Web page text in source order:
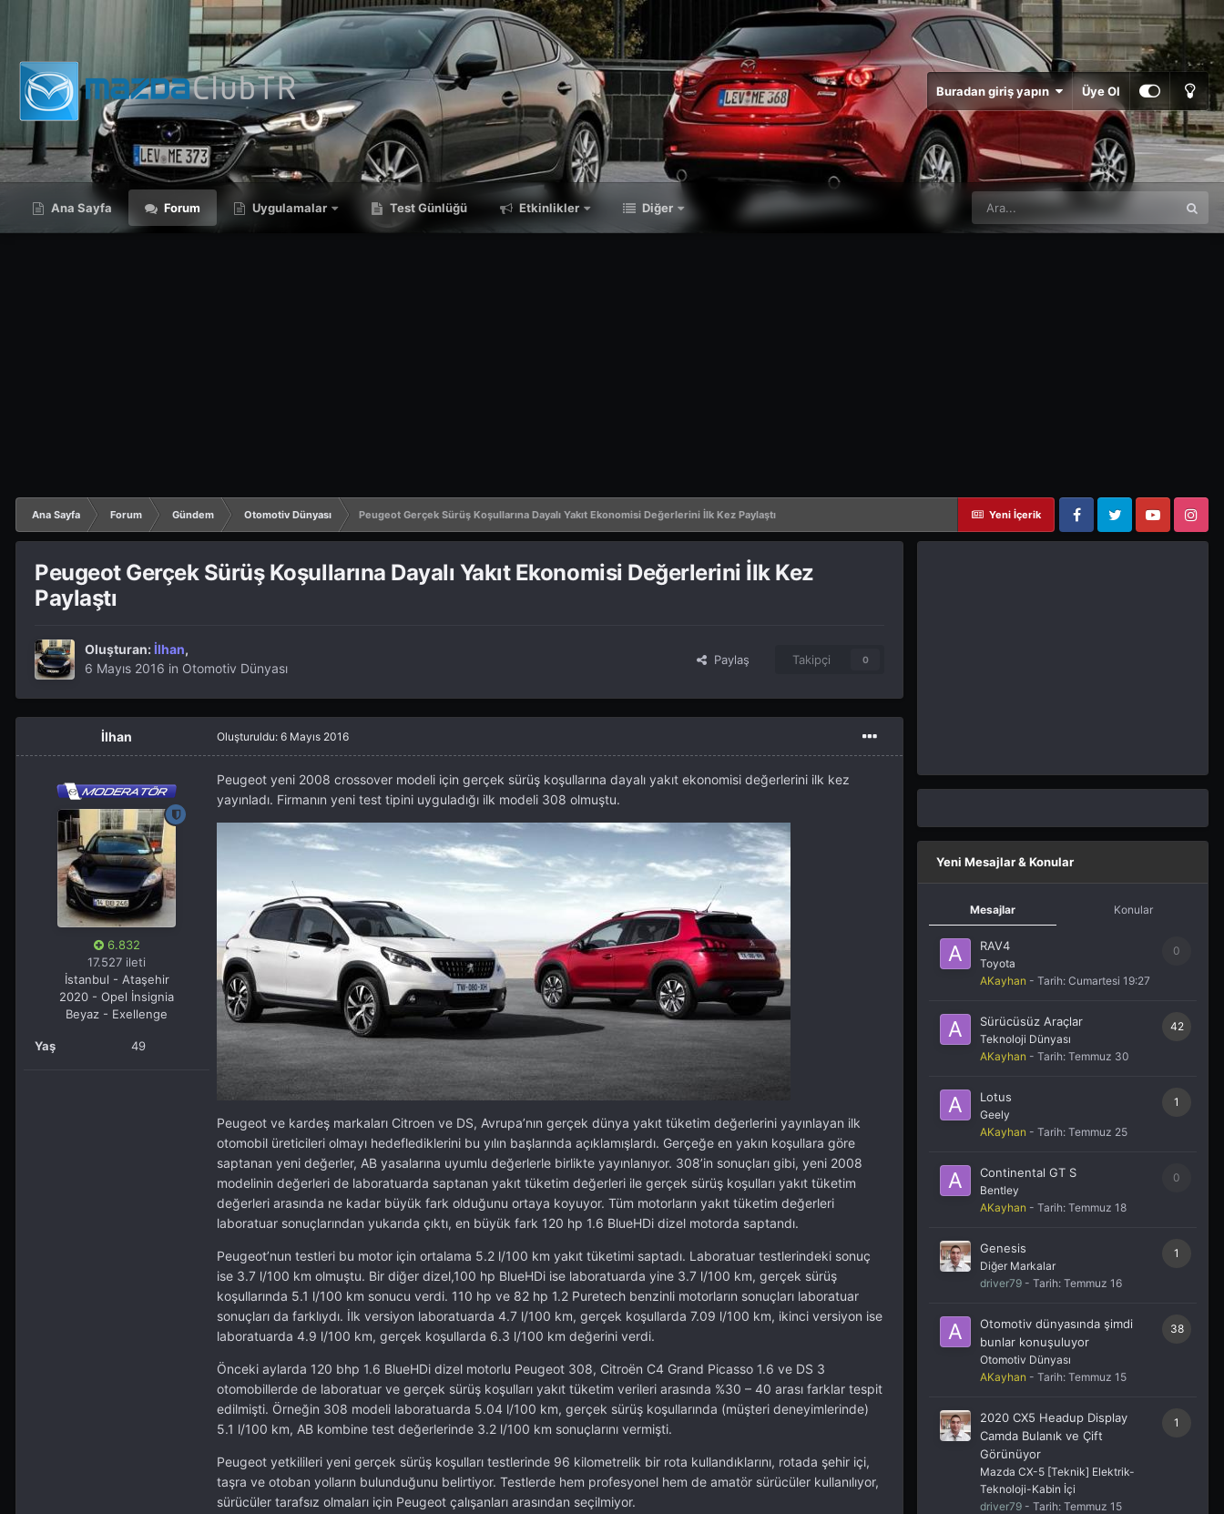
Buradan giriş yapın Üye Ol
Ana Sayfa Forum Uygulamalar Test Günlüğü Etkinlikler Diğer
Yeni İçerik
Ana Sayfa Forum Gündem Otomotiv Dünyası
Peugeot Gerçek Sürüş Koşullarına Dayalı Yakıt Ekonomisi Değerlerini İlk Kez Paylaştı
FacebookTwitter YouTube Instagram
Peugeot Gerçek Sürüş Koşullarına Dayalı Yakıt Ekonomisi Değerlerini İlk Kez
Paylaştı
Oluşturan: İlhan,
6 Mayıs 2016 in Otomotiv Dünyası
Paylaş Takipçi 0
İlhan
6.832
17.527 ileti
İstanbul - Ataşehir
2020 - Opel İnsignia
Beyaz - Exellenge
Yaş 49
Oluşturuldu: 6 Mayıs 2016
Peugeot yeni 2008 crossover modeli için gerçek sürüş koşullarına dayalı yakıt ekonomisi değerlerini ilk kez
yayınladı. Firmanın yeni test tipini uyguladığı ilk modeli 308 olmuştu.
Peugeot ve kardeş markaları Citroen ve DS, Avrupa’nın gerçek dünya yakıt tüketim değerlerini yayınlayan ilk
otomobil üreticileri olmayı hedeflediklerini bu yılın başlarında açıklamışlardı. Gerçeğe en yakın koşullara göre
saptanan yeni değerler, AB yasalarına uyumlu değerlerle birlikte yayınlanıyor. 308’in sonuçları gibi, yeni 2008
modelinin değerleri de laboratuarda saptanan yakıt tüketim değerleri ile gerçek sürüş koşulları yakıt tüketim
değerleri arasında ne kadar büyük fark olduğunu ortaya koyuyor. Tüm motorların yakıt tüketim değerleri
laboratuar sonuçlarından yukarıda çıktı, en büyük fark 120 hp 1.6 BlueHDi dizel motorda saptandı.
Peugeot’nun testleri bu motor için ortalama 5.2 l/100 km yakıt tüketimi saptadı. Laboratuar testlerindeki sonuç
ise 3.7 l/100 km olmuştu. Bir diğer dizel,100 hp BlueHDi ise laboratuarda yine 3.7 l/100 km, gerçek sürüş
koşullarında 5.1 l/100 km sonucu verdi. 110 hp ve 82 hp 1.2 Puretech benzinli motorların sonuçları laboratuar
sonuçları da farklıydı. İlk versiyon laboratuarda 4.7 l/100 km, gerçek koşullarda 7.09 l/100 km, ikinci versiyon ise
laboratuarda 4.9 l/100 km, gerçek koşullarda 6.3 l/100 km değerini verdi.
Önceki aylarda 120 bhp 1.6 BlueHDi dizel motorlu Peugeot 308, Citroën C4 Grand Picasso 1.6 ve DS 3
otomobillerde de laboratuar ve gerçek sürüş koşulları yakıt tüketim verileri arasında %30 – 40 arası farklar tespit
edilmişti. Örneğin 308 modeli laboratuarda 5.04 l/100 km, gerçek sürüş koşullarında (müşteri deneyimlerinde)
5.1 l/100 km, AB kombine test değerlerinde 3.2 l/100 km sonuçlarını vermişti.
Peugeot yetkilileri yeni gerçek sürüş koşulları testlerinde 96 kilometrelik bir rota kullandıklarını, rotada şehir içi,
taşra ve otoban yolların bulunduğunu belirtiyor. Testlerde hem profesyonel hem de amatör sürücüler kullanılıyor,
sürücüler tarafsız olmaları için Peugeot çalışanları arasından seçilmiyor.
Yeni Mesajlar & Konular
Mesajlar Konular
0
RAV4
Toyota
AKayhan - Tarih: Cumartesi 19:27
42
Sürücüsüz Araçlar
Teknoloji Dünyası
AKayhan - Tarih: Temmuz 30
1
Lotus
Geely
AKayhan - Tarih: Temmuz 25
0
Continental GT S
Bentley
AKayhan - Tarih: Temmuz 18
1
Genesis
Diğer Markalar
driver79 - Tarih: Temmuz 16
38
Otomotiv dünyasında şimdi
bunlar konuşuluyor
Otomotiv Dünyası
AKayhan - Tarih: Temmuz 15
1
2020 CX5 Headup Display
Camda Bulanık ve Çift
Görünüyor
Mazda CX-5 [Teknik] Elektrik-
Teknoloji-Kabin İçi
driver79 - Tarih: Temmuz 15